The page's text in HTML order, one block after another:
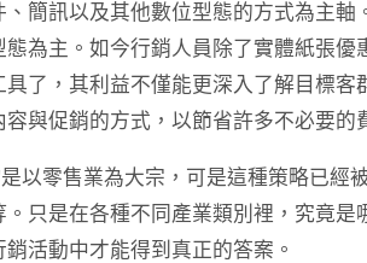
簡訊以及其他數位型態的方式為主軸
為主。如今行銷人員除了實體紙張優
了，其利益不僅能更深入了解目標客
與促銷的方式，以節省許多不必要的
以零售業為大宗，可是這種策略已經
只是在各種不同產業類別裡，究竟
活動中才能得到真正的答案。